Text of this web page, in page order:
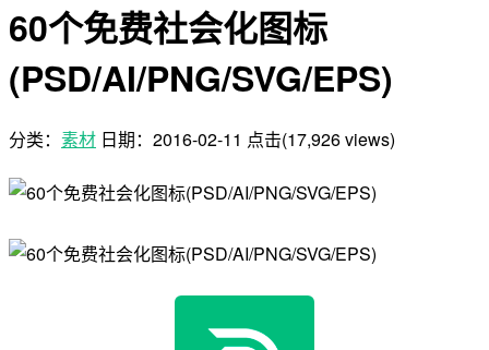
60个免费社会化图标
(PSD/AI/PNG/SVG/EPS)
分类： 素材 日期： 2016-02-11 点击(17,926 views)